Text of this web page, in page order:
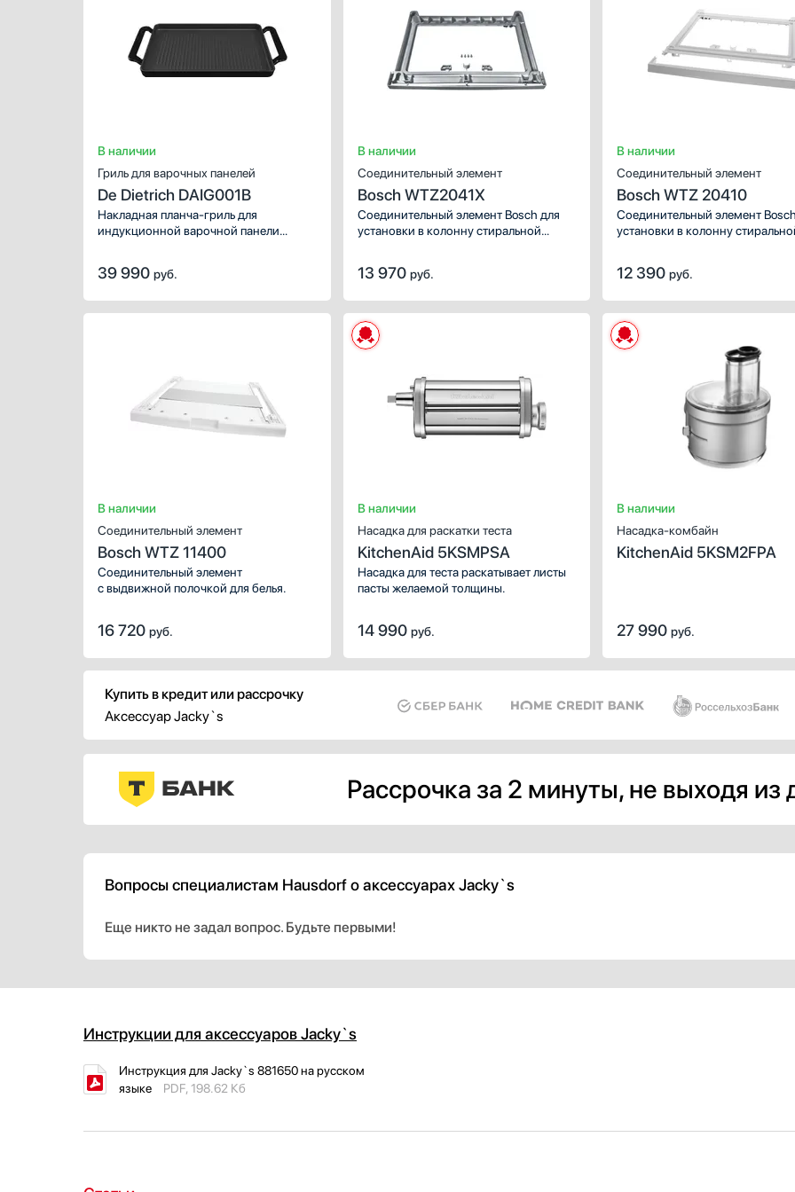
В наличии
Гриль для варочных панелей
De Dietrich DAIG001B
Накладная планча-гриль для
индукционной варочной панели
39 990 руб.
Предназначение:
для стиральных машин,
сушильных
В наличии
Соединительный элемент
Bosch WTZ2041X
Соединительный элемент Bosch для
установки в колонну стиральной
13 970 руб.
В наличии
Соединительный элемент
Bosch WTZ 20410
Соединительный элемент
установки в колонну
12 390 руб.
В наличии
Соединительный элемент
Bosch WTZ 11400
Соединительный элемент
с выдвижной полочкой для белья.
16 720 руб.
В наличии
Насадка для раскатки теста
KitchenAid 5KSMPSA
Насадка для теста раскатывает листы
пасты желаемой толщины.
14 990 руб.
В наличии
Насадка-комбайн
KitchenAid 5KSM2FPA
27 990 руб.
Купить в кредит или рассрочку
Аксессуар Jacky`s
Рассрочка за 2 минуты, не выходя из
Вопросы специалистам Hausdorf о аксессуарах Jacky`s
Еще никто не задал вопрос. Будьте первыми!
Инструкции для аксессуаров Jacky`s
Инструкция для Jacky`s 881650 на русском
языке
PDF, 198.62 Кб